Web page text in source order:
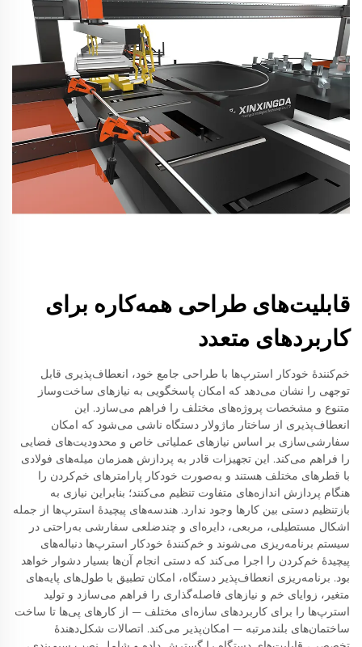
قابلیت‌های طراحی همه‌کاره برای
کاربردهای متعدد
خم‌کنندهٔ خودکار استرپ‌ها با طراحی جامع خود، انعطاف‌پذیری قابل
توجهی را نشان می‌دهد که امکان پاسخگویی به نیازهای ساخت‌وساز
متنوع و مشخصات پروژه‌های مختلف را فراهم می‌سازد. این
انعطاف‌پذیری از ساختار ماژولار دستگاه ناشی می‌شود که امکان
سفارشی‌سازی بر اساس نیازهای عملیاتی خاص و محدودیت‌های فضایی
را فراهم می‌کند. این تجهیزات قادر به پردازش همزمان میله‌های فولادی
با قطرهای مختلف هستند و به‌صورت خودکار پارامترهای خم‌کردن را
هنگام پردازش اندازه‌های متفاوت تنظیم می‌کنند؛ بنابراین نیازی به
بازتنظیم دستی بین کارها وجود ندارد. هندسه‌های پیچیدهٔ استرپ‌ها از جمله
اشکال مستطیلی، مربعی، دایره‌ای و چندضلعی سفارشی به‌راحتی در
سیستم برنامه‌ریزی می‌شوند و خم‌کنندهٔ خودکار استرپ‌ها دنباله‌های
پیچیدهٔ خم‌کردن را اجرا می‌کند که دستی انجام آن‌ها بسیار دشوار خواهد
بود. برنامه‌ریزی انعطاف‌پذیر دستگاه، امکان تطبیق با طول‌های پایه‌های
متغیر، زوایای خم و نیازهای فاصله‌گذاری را فراهم می‌سازد و تولید
استرپ‌ها را برای کاربردهای سازه‌ای مختلف — از کارهای پی‌ها تا ساخت
ساختمان‌های بلندمرتبه — امکان‌پذیر می‌کند. اتصالات شکل‌دهندهٔ